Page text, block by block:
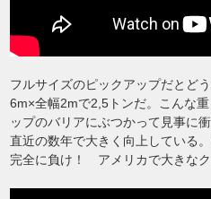
フルサイズのピックアップだとど
6m×全幅2mで2,5トンだ。こんな
ップのバリアにぶつかって見事に
直近の数年で大きく向上している
完全に負け！ アメリカで大きなク